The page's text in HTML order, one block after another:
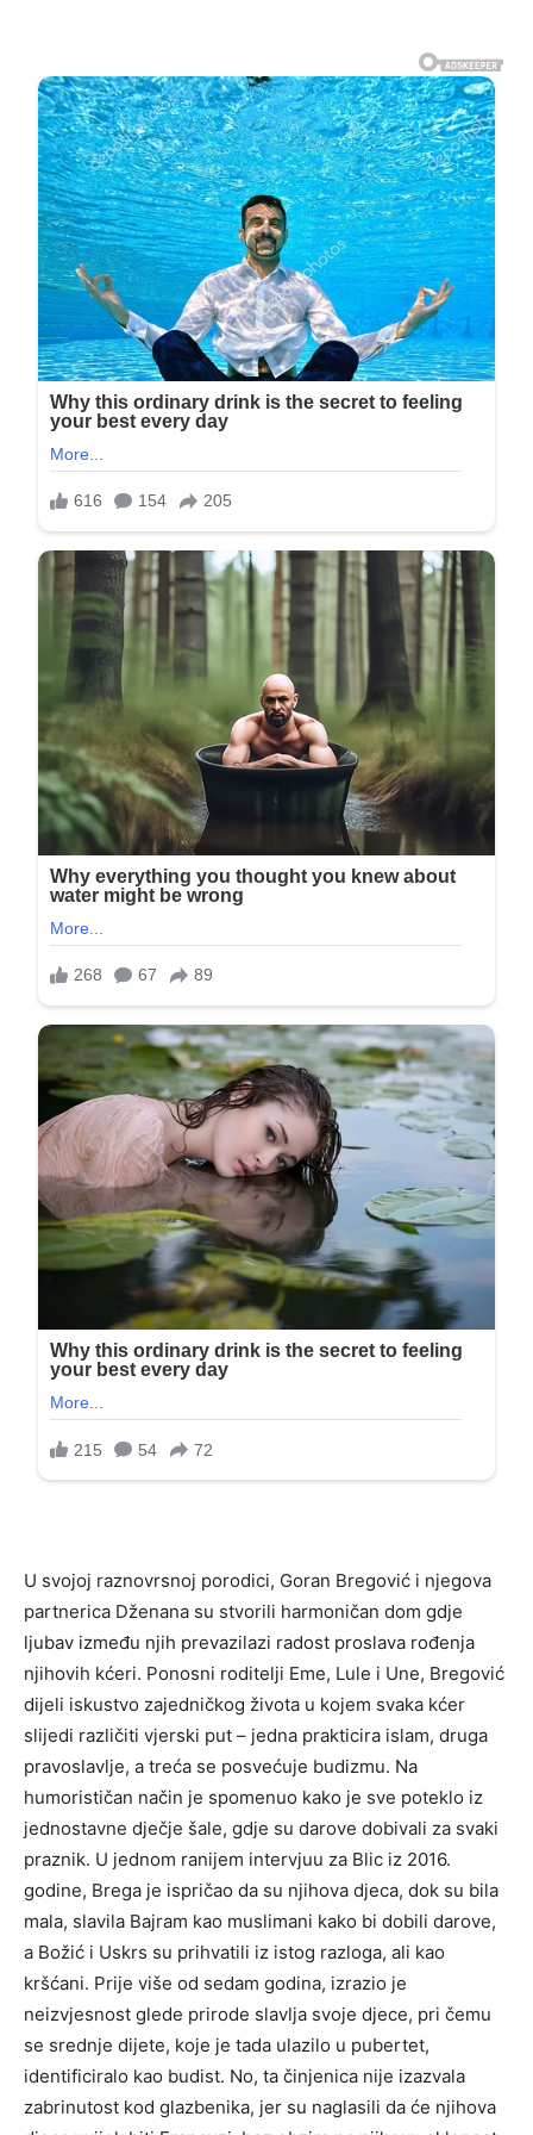
U svojoj raznovrsnoj porodici, Goran Bregović i njegova
partnerica Dženana su stvorili harmoničan dom gdje
ljubav između njih prevazilazi radost proslava rođenja
njihovih kćeri. Ponosni roditelji Eme, Lule i Une, Bregović
dijeli iskustvo zajedničkog života u kojem svaka kćer
slijedi različiti vjerski put – jedna prakticira islam, druga
pravoslavlje, a treća se posvećuje budizmu. Na
humorističan način je spomenuo kako je sve poteklo iz
jednostavne dječje šale, gdje su darove dobivali za svaki
praznik. U jednom ranijem intervjuu za Blic iz 2016.
godine, Brega je ispričao da su njihova djeca, dok su bila
mala, slavila Bajram kao muslimani kako bi dobili darove,
a Božić i Uskrs su prihvatili iz istog razloga, ali kao
kršćani. Prije više od sedam godina, izrazio je
neizvjesnost glede prirode slavlja svoje djece, pri čemu
se srednje dijete, koje je tada ulazilo u pubertet,
identificiralo kao budist. No, ta činjenica nije izazvala
zabrinutost kod glazbenika, jer su naglasili da će njihova